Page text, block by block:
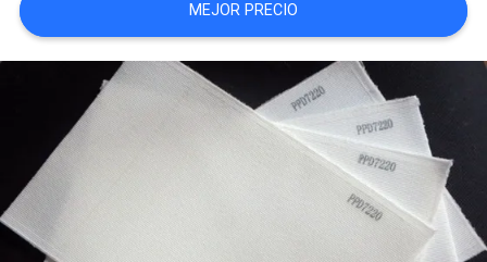
MAPA
DEL
PRIVACY
POLICY
MEJOR PRECIO